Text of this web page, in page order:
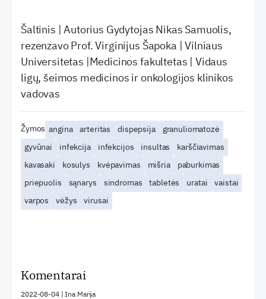
Šaltinis | Autorius Gydytojas Nikas Samuolis,
rezenzavo Prof. Virginijus Šapoka | Vilniaus
Universitetas |Medicinos fakultetas | Vidaus
ligų, šeimos medicinos ir onkologijos klinikos
vadovas
Žymos angina arteritas dispepsija
granuliomatozė
gyvūnai
infekcija infekcijos insultas
karščiavimas
kavasaki
kosulys kvėpavimas mišria
paburkimas
priepuolis
sąnarys sindromas tabletės uratai
vaistai
varpos
vėžys virusai
Komentarai
2022-08-04|Ina Marija